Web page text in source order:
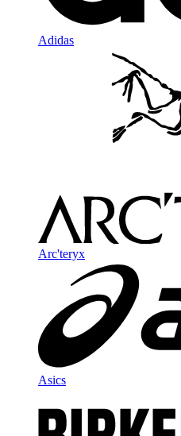
Adidas
Arc'teryx
Asics